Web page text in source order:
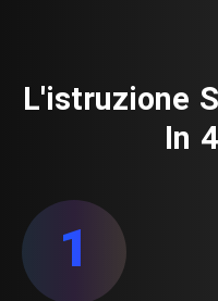
L'istruzione
In 4
1